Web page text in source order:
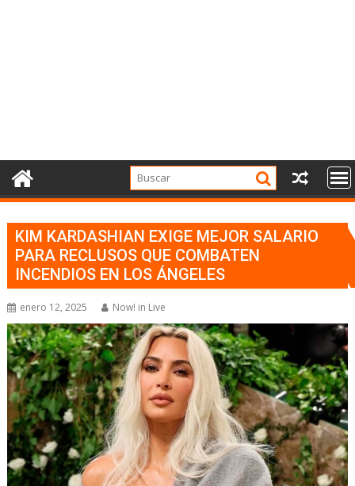
KIM KARDASHIAN EXIGE MEJOR SALARIO
PARA RECLUSOS QUE COMBATEN
INCENDIOS EN LOS ÁNGELES
enero 12, 2025 Now! in Live